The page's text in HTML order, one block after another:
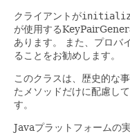
クライアントが
が使用する
あります。
また、プロバ
ることをお勧めします。
このクラスは、歴史的な
たメソッドだけに配慮し
す。
Javaプラットフォームの